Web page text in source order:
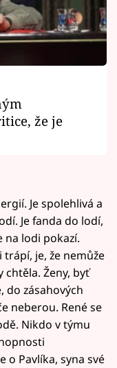
že je
Je spolehlivá a
Je fanda do lodí,
na lodi pokazí.
trápí, je, že nemůže
Ženy, byť
do zásahových
neberou. René se
Nikdo v týmu
o Pavlíka, syna své